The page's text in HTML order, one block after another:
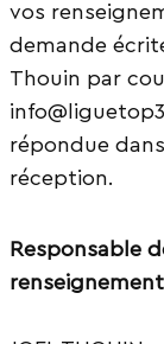
vos
demande
Thouin par
répondue
réception.
Responsable